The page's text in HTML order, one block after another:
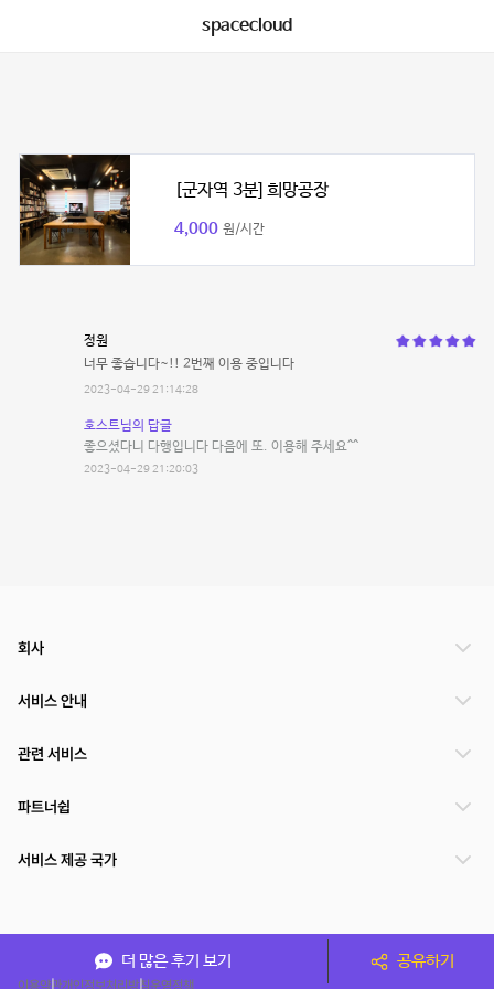
spacecloud
[군자역 3분] 희망공장
4,000 원/시간
정원
너무 좋습니다~!! 2번째 이용 중입니다
2023-04-29 21:14:28
호스트님의 답글
좋으셨다니 다행입니다 다음에 또. 이용해 주세요^^
2023-04-29 21:20:03
더 많은 후기 보기 공유하기
회사
서비스 안내
관련 서비스
파트너쉽
서비스 제공 국가
이용약관개인정보처리방침운영정책